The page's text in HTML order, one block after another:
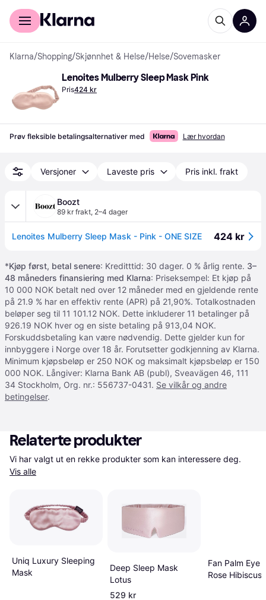
For kunder
Klarna/Shopping/Skjønnhet & Helse/Helse/Sovemasker
Lenoites Mulberry Sleep Mask Pink
Pris424 kr
Prøv fleksible betalingsalternativer med Lær hvordan
Versjoner Laveste pris Pris inkl. frakt
Boozt
89 kr frakt, 2–4 dager
Lenoites Mulberry Sleep Mask - Pink - ONE SIZE 424 kr
*Kjøp først, betal senere: Kreditttid: 30 dager. 0 % årlig rente. 3–
48 måneders finansiering med Klarna: Priseksempel: Et kjøp på
10 000 NOK betalt ned over 12 måneder med en gjeldende rente
på 21.9 % har en effektiv rente (APR) på 21,90%. Totalkostnaden
beløper seg til 11 101.12 NOK. Dette inkluderer 11 betalinger på
926.19 NOK hver og en siste betaling på 913,04 NOK.
Forskuddsbetaling kan være nødvendig. Dette gjelder kun for
innbyggere i Norge over 18 år. Forutsetter godkjenning av Klarna.
Minimum kjøpsbeløp er 250 NOK og maksimalt kjøpsbeløp er 150
000 NOK. Långiver: Klarna Bank AB (publ), Sveavägen 46, 111
34 Stockholm, Org. nr.: 556737-0431. Se vilkår og andre
betingelser.
Relaterte produkter
Vis alle
Uniq Luxury Sleeping
Mask
Deep Sleep Mask
Lotus
529 kr
Fan Palm Eye
Rose Hibiscus